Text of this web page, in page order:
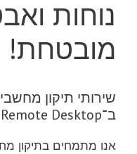
נוחות
מובטחת!
שירותי תיקון
ב־Chrome Remote Desktop
אנו מתמחים בתיקון